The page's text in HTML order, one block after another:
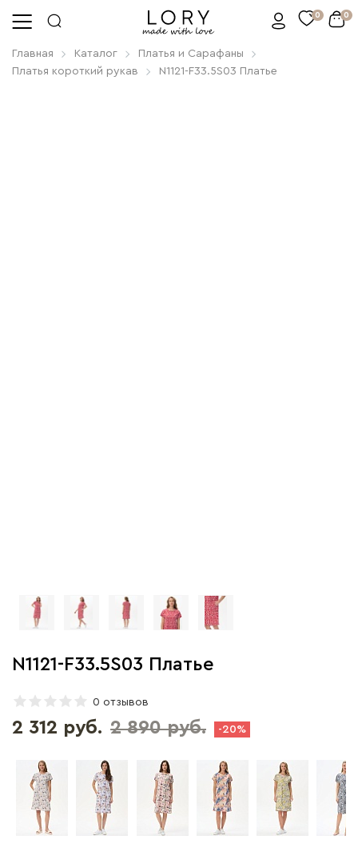
0 0
Главная Каталог
Платья и Сарафаны
Платья короткий рукав
N1121-F33.5S03 Платье
N1121-F33.5S03 Платье
0 отзывов
2 312 руб. 2 890 руб. -20%